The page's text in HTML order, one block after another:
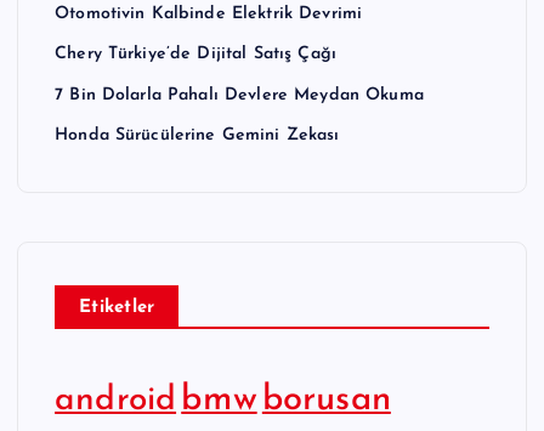
Otomotivin Kalbinde Elektrik Devrimi
Chery Türkiye’de Dijital Satış Çağı
7 Bin Dolarla Pahalı Devlere Meydan Okuma
Honda Sürücülerine Gemini Zekası
Etiketler
android bmw borusan